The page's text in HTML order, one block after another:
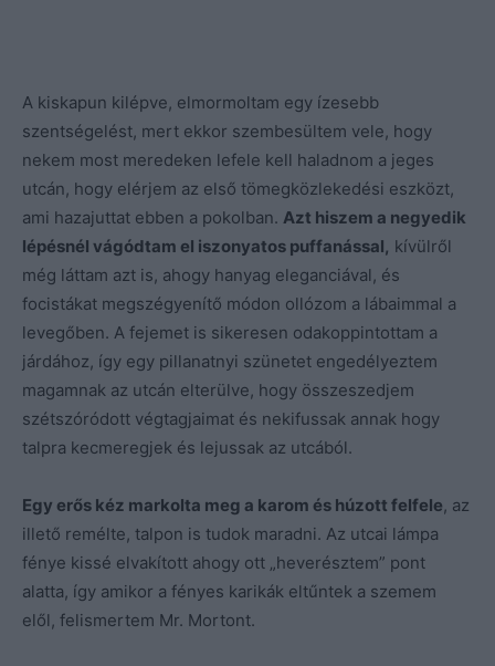
A kiskapun kilépve, elmormoltam egy ízesebb
szentségelést, mert ekkor szembesültem vele, hogy
nekem most meredeken lefele kell haladnom a jeges
utcán, hogy elérjem az első tömegközlekedési eszközt,
ami hazajuttat ebben a pokolban. Azt hiszem a negyedik
lépésnél vágódtam el iszonyatos puffanással, kívülről
még láttam azt is, ahogy hanyag eleganciával, és
focistákat megszégyenítő módon ollózom a lábaimmal a
levegőben. A fejemet is sikeresen odakoppintottam a
járdához, így egy pillanatnyi szünetet engedélyeztem
magamnak az utcán elterülve, hogy összeszedjem
szétszóródott végtagjaimat és nekifussak annak hogy
talpra kecmeregjek és lejussak az utcából.
Egy erős kéz markolta meg a karom és húzott felfele, az
illető remélte, talpon is tudok maradni. Az utcai lámpa
fénye kissé elvakított ahogy ott „heverésztem” pont
alatta, így amikor a fényes karikák eltűntek a szemem
elől, felismertem Mr. Mortont.